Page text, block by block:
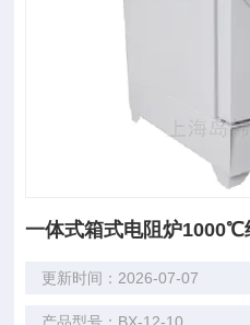
一体式箱式电阻炉1000℃
更新时间：2026-07-07